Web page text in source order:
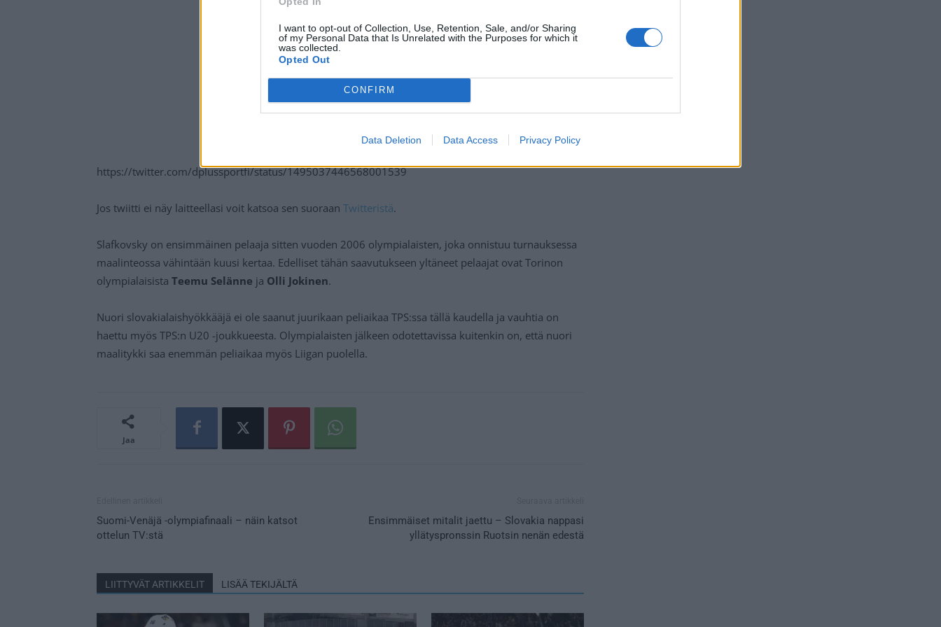
I want to opt-out of Collection, Use, Retention, Sale, and/or Sharing
of my Personal Data that Is Unrelated with the Purposes for which it
was collected.
Opted Out
CONFIRM
Data Deletion Data Access Privacy Policy
https://twitter.com/dplussportfi/status/1495037446568001539
Jos twiitti ei näy laitteellasi voit katsoa sen suoraan Twitteristä.
Slafkovsky on ensimmäinen pelaaja sitten vuoden 2006 olympialaisten, joka onnistuu turnauksessa
maalinteossa vähintään kuusi kertaa. Edelliset tähän saavutukseen yltäneet pelaajat ovat Torinon
olympialaisista Teemu Selänne ja Olli Jokinen.
Nuori slovakialaishyökkääjä ei ole saanut juurikaan peliaikaa TPS:ssa tällä kaudella ja vauhtia on
haettu myös TPS:n U20 -joukkueesta. Olympialaisten jälkeen odotettavissa kuitenkin on, että nuori
maalitykki saa enemmän peliaikaa myös Liigan puolella.
Jaa
Suomi-Venäjä -olympiafinaali – näin katsot
ottelun TV:stä
Ensimmäiset mitalit jaettu – Slovakia nappasi
yllätyspronssin Ruotsin nenän edestä
LIITTYVÄT ARTIKKELIT LISÄÄ TEKIJÄLTÄ